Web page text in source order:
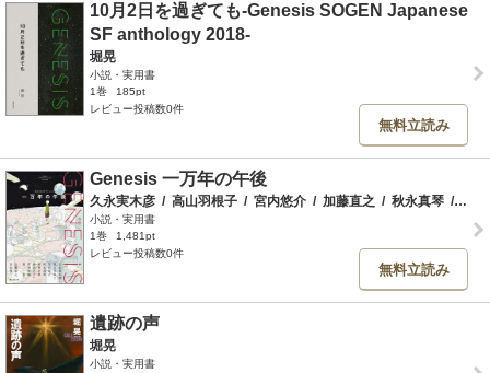
10月2日を過ぎても-Genesis SOGEN Japanese
SF anthology 2018-
堀晃
小説・実用書
1巻
185pt
レビュー投稿数0件
無料立読み
Genesis 一万年の午後
久永実木彦 / 高山羽根子 / 宮内悠介 / 加藤直之 / 秋永真琴 / 松
小説・実用書
1巻
1,481pt
レビュー投稿数0件
無料立読み
遺跡の声
堀晃
小説・実用書